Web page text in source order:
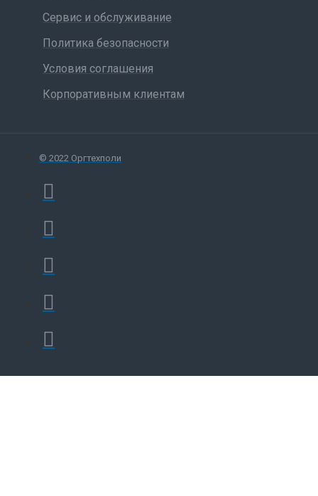
Сервис и обслуживание
Политика безопасности
Условия соглашения
Корпоративным клиентам
© 2022 Оргтехполи